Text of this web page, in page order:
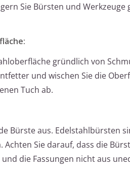
Sie Bürsten und
gründlich von
und wischen Sie die
Tuch ab.
Bürste aus. Edelstahlbürsten
Achten Sie darauf, dass die
die Fassungen nicht aus